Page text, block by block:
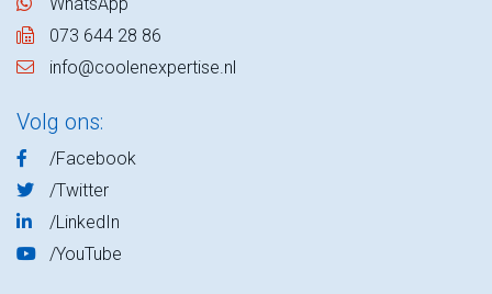
073 644 28 86
info@coolenexpertise.nl
Volg ons:
/Facebook
/Twitter
/LinkedIn
/YouTube